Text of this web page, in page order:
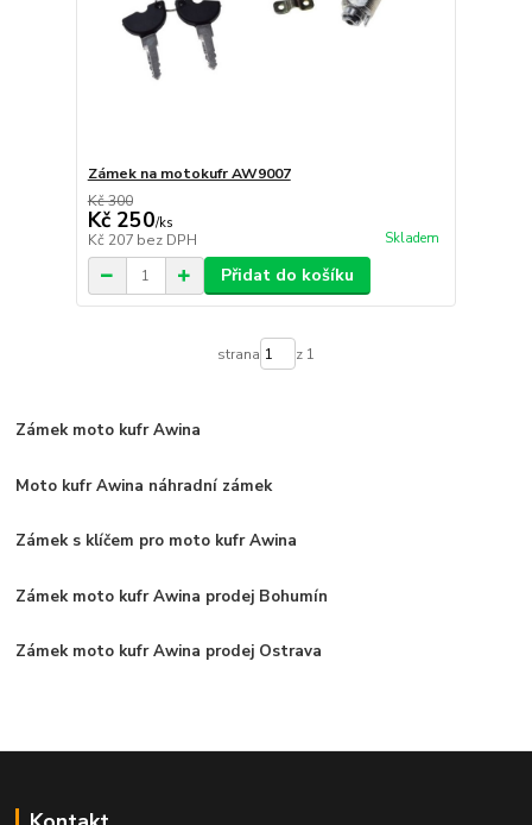
Zámek na motokufr AW9007
Kč 300
Kč 250/ks
Kč 207 bez DPH Skladem
Přidat do košíku
strana z 1
Zámek moto kufr Awina
Moto kufr Awina náhradní zámek
Zámek s klíčem pro moto kufr Awina
Zámek moto kufr Awina prodej Bohumín
Zámek moto kufr Awina prodej Ostrava